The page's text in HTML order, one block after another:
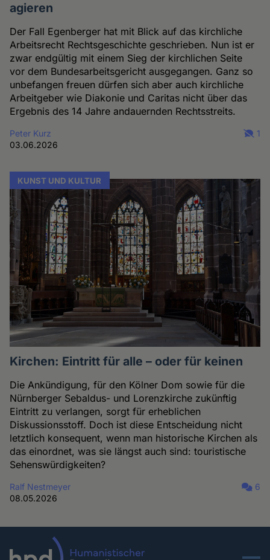
agieren
Der Fall Egenberger hat mit Blick auf das kirchliche
Arbeitsrecht Rechtsgeschichte geschrieben. Nun ist er
zwar endgültig mit einem Sieg der kirchlichen Seite
vor dem Bundesarbeitsgericht ausgegangen. Ganz so
unbefangen freuen dürfen sich aber auch kirchliche
Arbeitgeber wie Diakonie und Caritas nicht über das
Ergebnis des 14 Jahre andauernden Rechtsstreits.
Peter Kurz
03.06.2026
1
KUNST UND KULTUR
Kirchen: Eintritt für alle – oder für keinen
Die Ankündigung, für den Kölner Dom sowie für die
Nürnberger Sebaldus- und Lorenzkirche zukünftig
Eintritt zu verlangen, sorgt für erheblichen
Diskussionsstoff. Doch ist diese Entscheidung nicht
letztlich konsequent, wenn man historische Kirchen als
das einordnet, was sie längst auch sind: touristische
Sehenswürdigkeiten?
Ralf Nestmeyer
08.05.2026
6